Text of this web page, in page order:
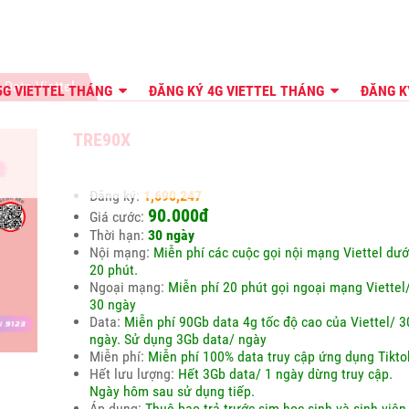
VIETTEL THÁNG ĐĂNG KÝ 4G VIETTEL THÁNG ĐĂNG
Data Viettel
TRE90X
Đăng ký: 1,690,247
Giá cước: 90.000đ
Thời hạn: 30 ngày
Nội mạng: Miễn phí các cuộc gọi nội mạng Viettel
20 phút.
Ngoại mạng: Miễn phí 20 phút gọi ngoại mạng
30 ngày
Data: Miễn phí 90Gb data 4g tốc độ cao của Viettel/
ngày. Sử dụng 3Gb data/ ngày
Miễn phí: Miễn phí 100% data truy cập ứng dụng
Hết lưu lượng: Hết 3Gb data/ 1 ngày dừng truy cập.
Ngày hôm sau sử dụng tiếp.